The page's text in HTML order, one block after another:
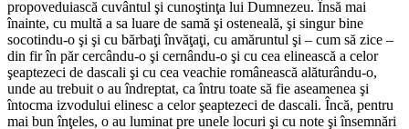
propoveduiască cuvântul şi cunoştinţa lui Dumnezeu. Însă mai
înainte, cu multă a sa luare de samă şi osteneală, şi singur bine
socotindu-o şi şi cu bărbaţi învăţaţi, cu amăruntul şi – cum să zice –
din fir în păr cercându-o şi cernându-o şi cu cea elinească a celor
şeaptezeci de dascali şi cu cea veachie românească alăturându-o,
unde au trebuit o au îndreptat, ca întru toate să fie aseamenea şi
întocma izvodului elinesc a celor şeaptezeci de dascali. Încă, pentru
mai bun înţeles, o au luminat pre unele locuri şi cu note şi însemnări